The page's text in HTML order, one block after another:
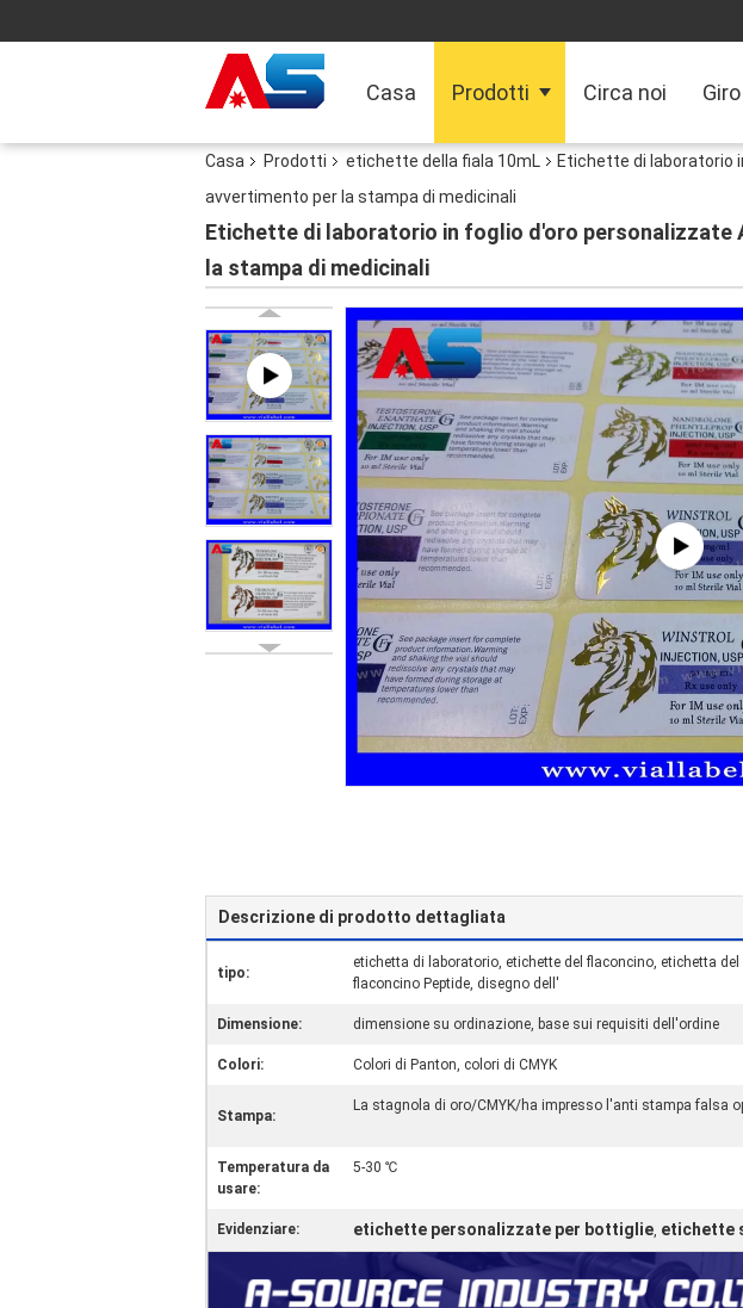
Casa Prodotti Circa noi
Casa Prodotti etichette della fiala 10mL
Etichette di laboratorio
avvertimento per la stampa di medicinali
Etichette di laboratorio in foglio d'oro personalizzate
la stampa di medicinali
Descrizione di prodotto dettagliata
tipo:
etichetta di laboratorio, etichette del flaconcino, etichetta del
flaconcino Peptide, disegno dell'
Dimensione: dimensione su ordinazione, base sui requisiti dell'ordine
Colori: Colori di Panton, colori di CMYK
Stampa:
La stagnola di oro/CMYK/ha impresso l'anti stampa falsa
Temperatura da
usare:
5-30 ℃
Evidenziare: etichette personalizzate per bottiglie, etichette